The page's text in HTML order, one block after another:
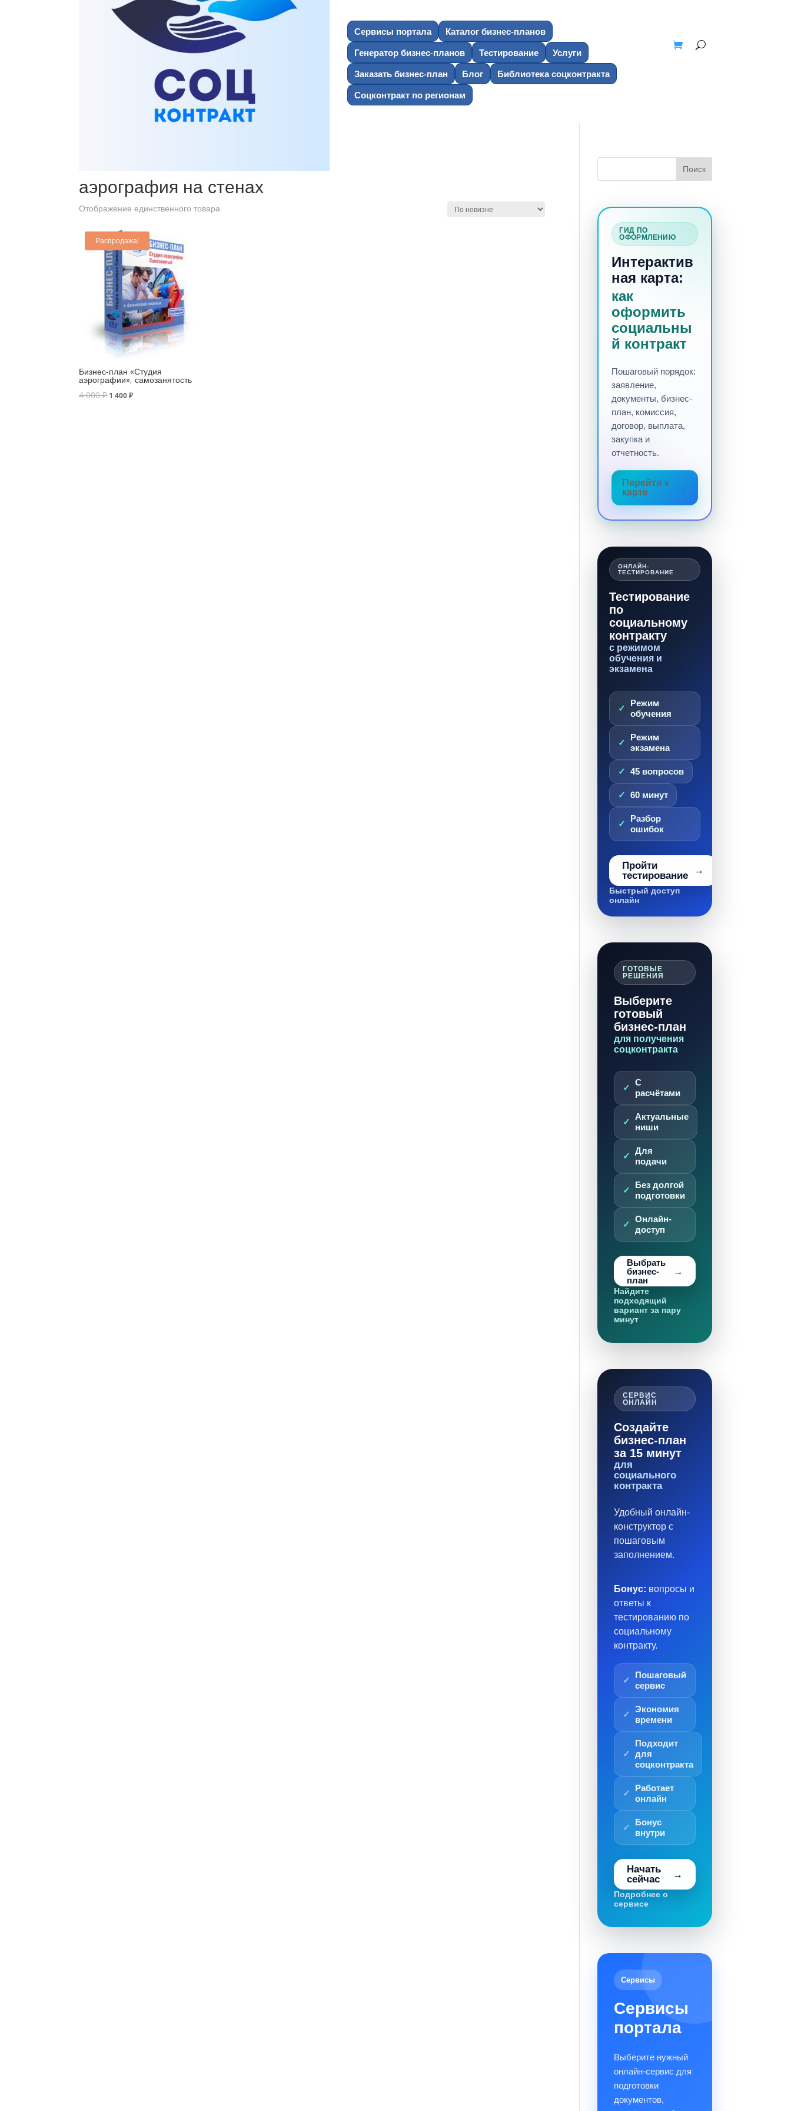
Сервисы портала
Каталог бизнес-планов
Генератор бизнес-планов
Тестирование
Услуги
Заказать бизнес-план
Блог
Библиотека соцконтракта
Соцконтракт по регионам
аэрография на стенах
Отображение единственного товара
Распродажа!
Бизнес-план «Студия
аэрографии», самозанятость
4 000₽ 1 400₽
ГИД ПО
ОФОРМЛЕНИЮ
Интерактив
ная карта:
как
оформить
социальны
й контракт
Пошаговый порядок:
заявление,
документы, бизнес-
план, комиссия,
договор, выплата,
закупка и
отчетность.
Перейти к
карте
ОНЛАЙН-
ТЕСТИРОВАНИЕ
Тестирование
по
социальному
контракту
с режимом
обучения и
экзамена
Режим
обучения
Режим
экзамена
45 вопросов
60 минут
Разбор
ошибок
Пройти
тестирование
Быстрый доступ
онлайн
ГОТОВЫЕ
РЕШЕНИЯ
Выберите
готовый
бизнес-план
для получения
соцконтракта
С
расчётами
Актуальные
ниши
Для
подачи
Без долгой
подготовки
Онлайн-
доступ
Выбрать
бизнес-
план
Найдите
подходящий
вариант за пару
минут
СЕРВИС
ОНЛАЙН
Создайте
бизнес-план
за 15 минут
для
социального
контракта
Удобный онлайн-
конструктор с
пошаговым
заполнением.
Бонус: вопросы и
ответы к
тестированию по
социальному
контракту.
Пошаговый
сервис
Экономия
времени
Подходит
для
соцконтракта
Работает
онлайн
Бонус
внутри
Начать
сейчас
Подробнее о
сервисе
Сервисы
Сервисы
портала
Выберите нужный
онлайн-сервис для
подготовки
документов,